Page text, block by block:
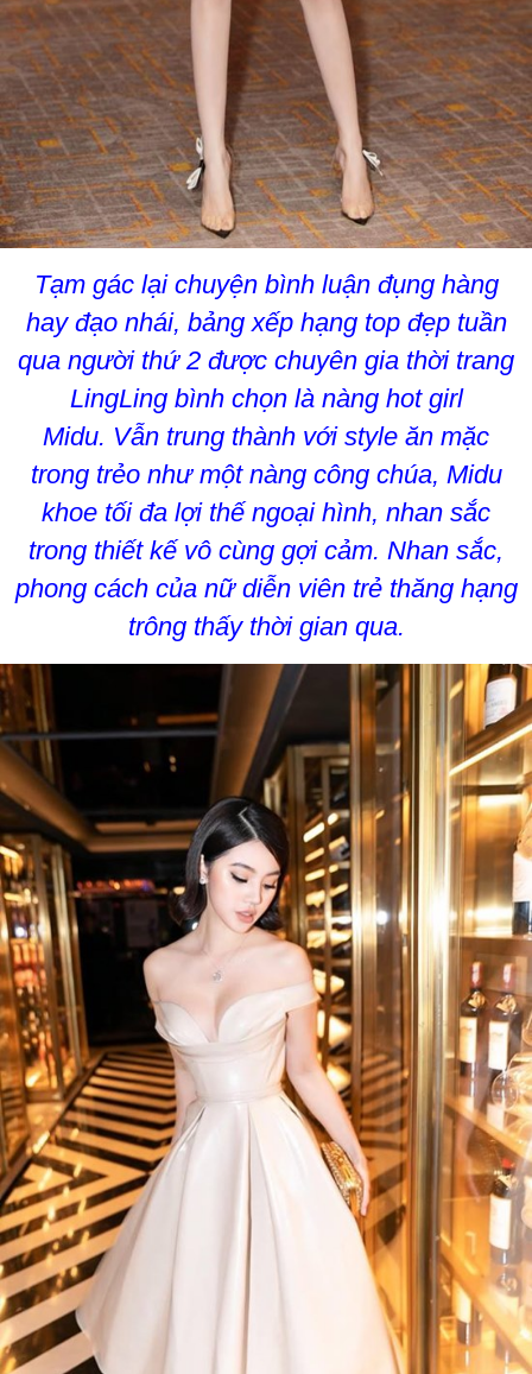
Tạm gác lại chuyện bình luận đụng hàng
hay đạo nhái, bảng xếp hạng top đẹp tuần
qua người thứ 2 được chuyên gia thời trang
LingLing bình chọn là nàng hot girl
Midu. Vẫn trung thành với style ăn mặc
trong trẻo như một nàng công chúa, Midu
khoe tối đa lợi thế ngoại hình, nhan sắc
trong thiết kế vô cùng gợi cảm. Nhan sắc,
phong cách của nữ diễn viên trẻ thăng hạng
trông thấy thời gian qua.